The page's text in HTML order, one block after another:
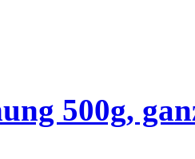
500g,